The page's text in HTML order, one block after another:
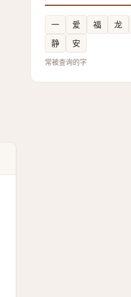
一 爱 福 龙
静
安
常被查询的字